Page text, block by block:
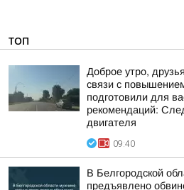
ТОП
Доброе утро,
связи с
подготовили для
рекомендаций:
двигателя
09:40
В Белгородской
предъявлено